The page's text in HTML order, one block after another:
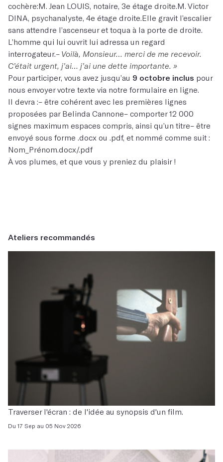
cochère:M. Jean LOUIS, notaire, 3e étage droite.M. Victor
DINA, psychanalyste, 4e étage droite.Elle gravit l’escalier
sans attendre l’ascenseur et toqua à la porte de droite.
L’homme qui lui ouvrit lui adressa un regard
interrogateur.– Voilà, Monsieur… merci de me recevoir.
C’était urgent, j’ai… j’ai une dette importante. »
Pour participer, vous avez jusqu’au 9 octobre inclus pour
nous envoyer votre texte via notre formulaire en ligne.
Il devra :– être cohérent avec les premières lignes
proposées par Belinda Cannone– comporter 12 000
signes maximum espaces compris, ainsi qu’un titre– être
envoyé sous forme .docx ou .pdf, et nommé comme suit :
Nom_Prénom.docx/.pdf
À vos plumes, et que vous y preniez du plaisir !
Ateliers recommandés
Traverser l'écran : de l'idée au synopsis d'un film.
Du 17 Sep au 05 Nov 2026